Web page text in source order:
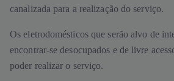
canalizada para a realização do serviço.
Os eletrodomésticos que serão alvo de
encontrar-se desocupados e de livre
poder realizar o serviço.